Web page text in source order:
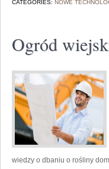
CATEGORIES: NOWE
Ogród
wiedzy o dbaniu o rośliny